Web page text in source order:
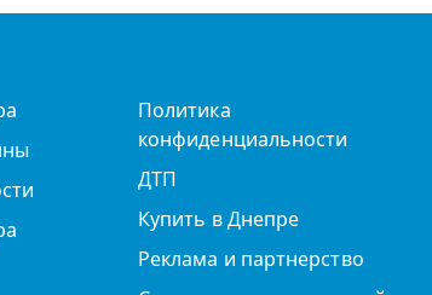
Политика
конфиденциальности
ДТП
Купить в Днепре
Реклама и партнерство